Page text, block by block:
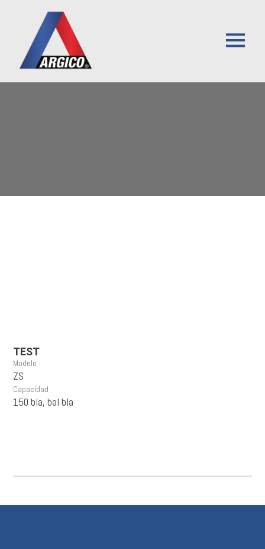
TEST
Modelo
ZS
Capacidad
150 bla, bal bla